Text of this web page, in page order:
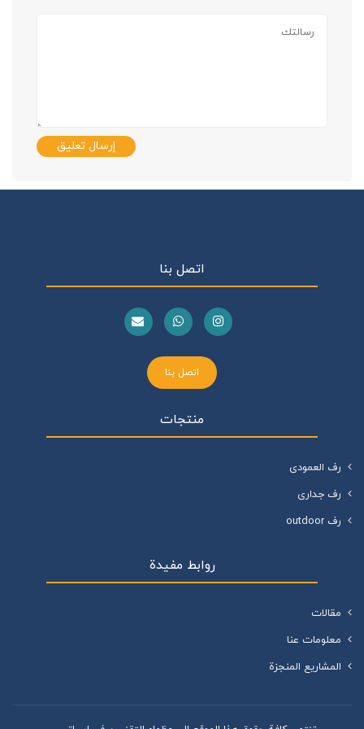
إرسال تعليق
اتصل بنا
اتصل بنا
منتجات
رف العمودی
رف جداری
رف outdoor
روابط مفيدة
مقالات
معلومات عنا
المشاريع المنجزة